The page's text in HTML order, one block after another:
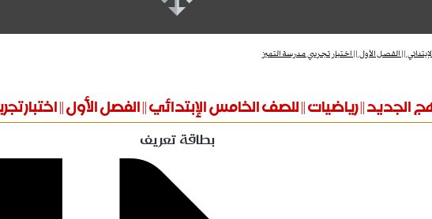
|| الفصل الأول || اختبار تجريبي مدرسة التميز
الجديد || رياضيات || للصف الخامس الإبتدائي || الفصل الأول || اختبار
بطاقة تعريف